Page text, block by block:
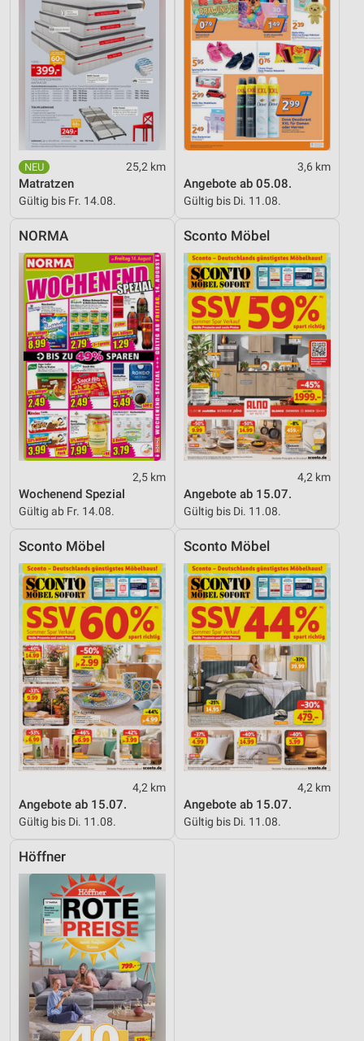
25,2 km
Matratzen
Gültig bis Fr. 14.08.
3,6 km
Angebote ab 05.08.
Gültig bis Di. 11.08.
NORMA
2,5 km
Wochenend Spezial
Gültig ab Fr. 14.08.
Sconto Möbel
4,2 km
Angebote ab 15.07.
Gültig bis Di. 11.08.
Sconto Möbel
4,2 km
Angebote ab 15.07.
Gültig bis Di. 11.08.
Sconto Möbel
4,2 km
Angebote ab 15.07.
Gültig bis Di. 11.08.
Höffner
Funktional
Werbung